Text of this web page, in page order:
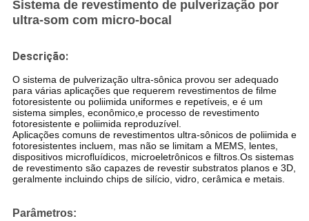
Sistema de revestimento de pulverização por
ultra-som com micro-bocal
Descrição:
O sistema de pulverização ultra-sônica provou ser adequado
para várias aplicações que requerem revestimentos de filme
fotoresistente ou poliimida uniformes e repetíveis, e é um
sistema simples, econômico,e processo de revestimento
fotoresistente e poliimida reproduzível.
Aplicações comuns de revestimentos ultra-sônicos de poliimida e
fotoresistentes incluem, mas não se limitam a MEMS, lentes,
dispositivos microfluídicos, microeletrônicos e filtros.Os sistemas
de revestimento são capazes de revestir substratos planos e 3D,
geralmente incluindo chips de silício, vidro, cerâmica e metais.
Parâmetros: